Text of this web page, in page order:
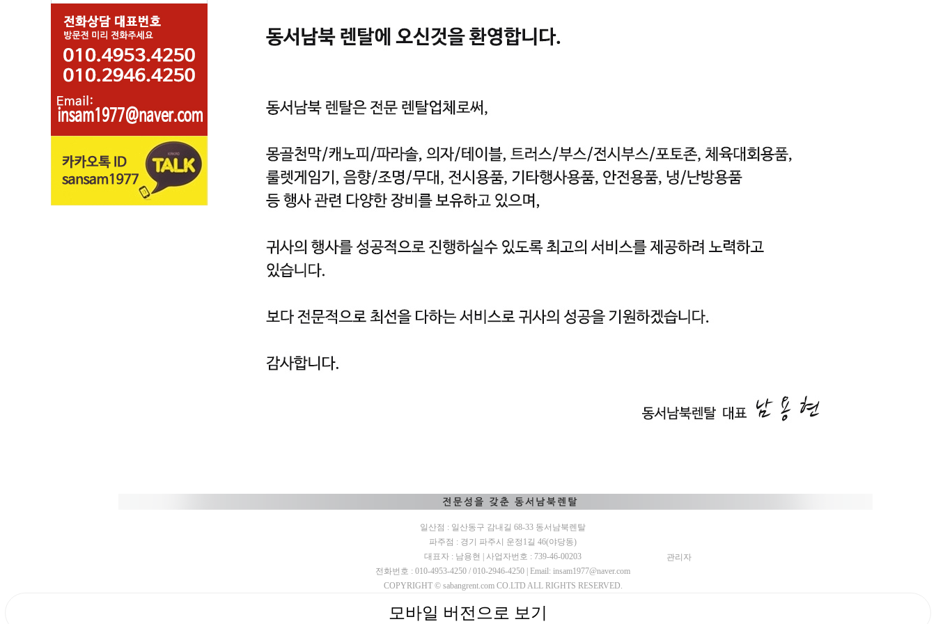
일산점 : 일산동구 감내길 68-33 동서남북렌탈
파주점 : 경기 파주시 운정1길 46(야당동)
대표자 : 남용현 | 사업자번호 : 739-46-00203
전화번호 : 010-4953-4250 / 010-2946-4250 | Email: insam1977@naver.com
COPYRIGHT © sabangrent.com CO.LTD ALL RIGHTS RESERVED.
관리자
모바일 버전으로 보기